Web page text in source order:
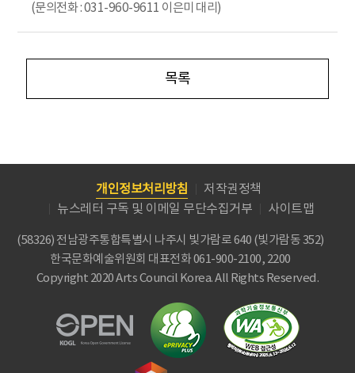
(문의전화 : 031-960-9611 이은미 대리)
목록
개인정보처리방침
저작권정책
뉴스레터 구독 및 이메일 무단수집거부
사이트맵
(58326) 전남광주통합특별시 나주시 빛가람로 640 (빛가람동 352)
한국문화예술위원회 대표전화 061-900-2100, 2200
Copyright 2020 Arts Council Korea. All Rights Reserved.